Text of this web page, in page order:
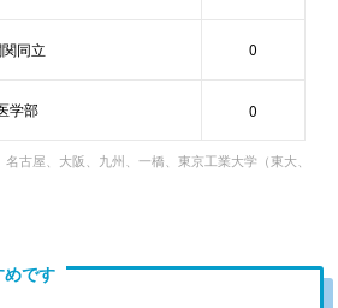
同立 0
学部 0
古屋、大阪、九州、一橋、東京工業大学（東大、
です